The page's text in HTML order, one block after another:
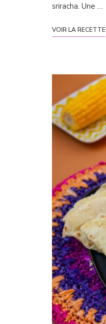
sriracha. Une …
VOIR LA RECETTE